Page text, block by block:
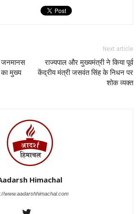
जनमानस
का मुख्य
Next article
राज्यपाल और मुख्यमंत्री ने किया पूर्व
केंद्रीय मंत्री जसवंत सिंह के निधन पर
शोक व्यक्त
Himachal
www.aadarshhimachal.com